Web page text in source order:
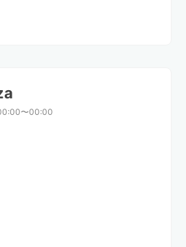
〜00:00